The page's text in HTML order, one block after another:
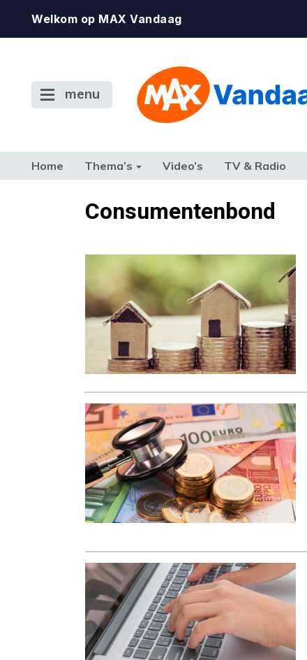
Welkom op MAX Vandaag
menu
Home Thema’s Video’s TV & Radio
TERUG NAAR TOENConsumentenbond